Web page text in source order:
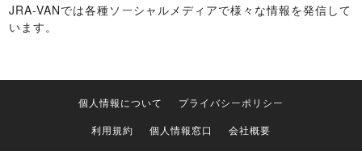
JRA-VANでは各種ソーシャルメディアで様々な情報を発信して
います。
個人情報について
プライバシーポリシー
利用規約
個人情報窓口
会社概要